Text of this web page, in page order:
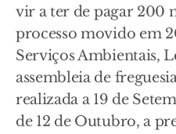
vir a ter de pagar 200
processo movido em
Serviços Ambientais,
assembleia de
realizada a 19 de
de 12 de Outubro, a